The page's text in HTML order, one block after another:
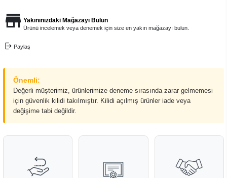
Yakınınızdaki Mağazayı Bulun
Ürünü incelemek veya denemek için size en yakın mağazayı bulun.
Paylaş
Önemli:
Değerli müşterimiz, ürünlerimize deneme sırasında zarar gelmemesi
için güvenlik kilidi takılmıştır. Kilidi açılmış ürünler iade veya
değişime tabi değildir.